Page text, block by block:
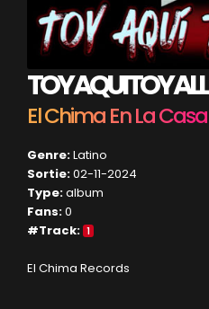
TOY AQUI TOY
El Chima En La Casa
Genre:Latino
Sortie:02-11-2024
Type:album
Fans:0
#Track: 1
El Chima Records